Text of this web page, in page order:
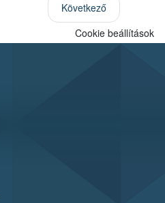
Következő
Cookie beállítások